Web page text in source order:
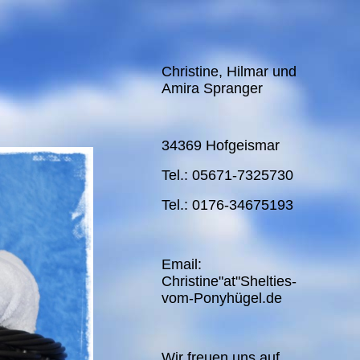
Christine, Hilmar und
Amira Spranger
34369 Hofgeismar
Tel.: 05671-7325730
Tel.: 0176-34675193
Email:
Christine"at"Shelties-
vom-Ponyhügel.de